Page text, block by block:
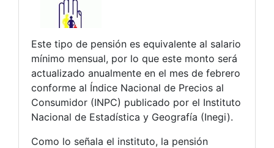
Este tipo de pensión es equivalente al salario
mínimo mensual, por lo que este monto será
actualizado anualmente en el mes de febrero
conforme al Índice Nacional de Precios al
Consumidor (INPC) publicado por el Instituto
Nacional de Estadística y Geografía (Inegi).
Como lo señala el instituto, la pensión